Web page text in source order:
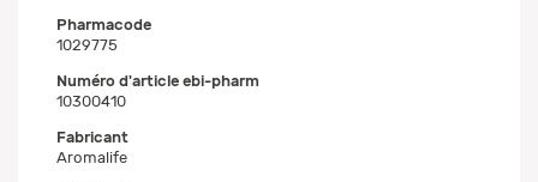
Pharmacode
1029775
Numéro d'article ebi-pharm
10300410
Fabricant
Aromalife